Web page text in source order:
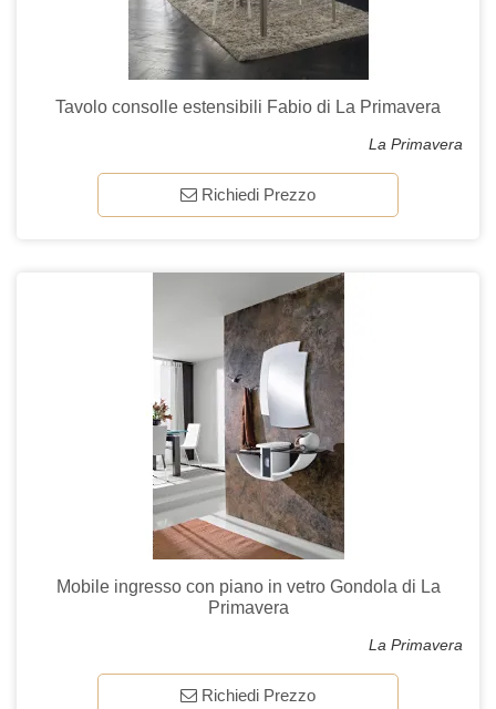
Tavolo consolle estensibili Fabio di La Primavera
La Primavera
Richiedi Prezzo
Mobile ingresso con piano in vetro Gondola di La
Primavera
La Primavera
Richiedi Prezzo